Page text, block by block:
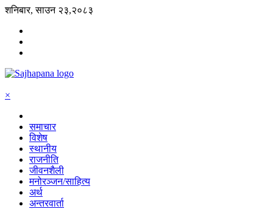
शनिबार, साउन २३,२०८३
×
समाचार
विशेष
स्थानीय
राजनीति
जीवनशैली
मनोरञ्जन/साहित्य
अर्थ
अन्तरवार्ता